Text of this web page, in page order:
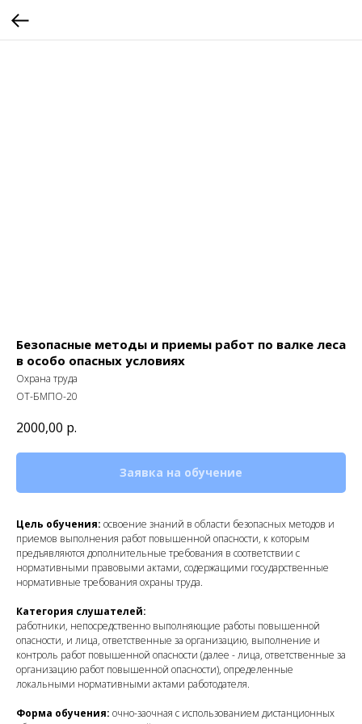
Безопасные методы и приемы работ по валке леса
в особо опасных условиях
Охрана труда
ОТ-БМПО-20
2000,00 р.
Заявка на обучение
Цель обучения: освоение знаний в области безопасных методов и
приемов выполнения работ повышенной опасности, к которым
предъявляются дополнительные требования в соответствии с
нормативными правовыми актами, содержащими государственные
нормативные требования охраны труда.
Категория слушателей:
работники, непосредственно выполняющие работы повышенной
опасности, и лица, ответственные за организацию, выполнение и
контроль работ повышенной опасности (далее - лица, ответственные за
организацию работ повышенной опасности), определенные
локальными нормативными актами работодателя.
Форма обучения: очно-заочная с использованием дистанционных